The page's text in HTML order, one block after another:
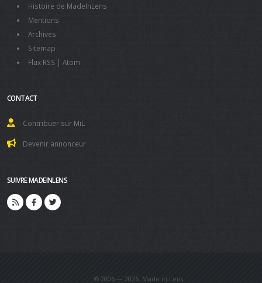
Histoire de MadeInLens
Mentions
Archives
Sitemap
Flux RSS | Atom
CONTACT
Contribuer sur MiL
Devenir annonceur
SUIVRE MADEINLENS
© 2006 — 2026. Made in Lens.